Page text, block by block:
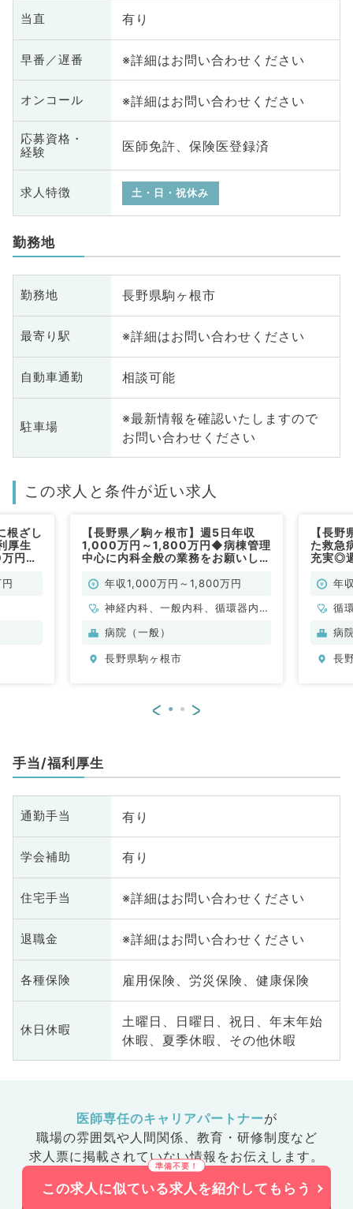
当直 有り
早番／遅番 ※詳細はお問い合わせください
オンコール ※詳細はお問い合わせください
応募資格・
経験
医師免許、保険医登録済
求人特徴 土・日・祝休み
勤務地
勤務地 長野県駒ヶ根市
最寄り駅 ※詳細はお問い合わせください
自動車通勤 相談可能
駐車場
※最新情報を確認いたしますので
お問い合わせください
この求人と条件が近い求人
根ざし
厚生
円
【長野県／駒ヶ根市】週5日年収
1,000万円～1,800万円◆病棟管理
中心に内科全般の業務をお願いしま
年収1,000万円～1,800万円
神経内科、一般内科、循環器内
科、呼吸器内科、消化器内科、内
内科、血液内科、膠原病科
病院（一般）
長野県駒ヶ根市
【長
た救急
充実◎
年
循
病
長
< >
手当/福利厚生
通勤手当 有り
学会補助 有り
住宅手当 ※詳細はお問い合わせください
退職金 ※詳細はお問い合わせください
各種保険 雇用保険、労災保険、健康保険
休日休暇
土曜日、日曜日、祝日、年末年始
休暇、夏季休暇、その他休暇
医師専任のキャリアパートナーが
職場の雰囲気や人間関係、 教育・研修制度など
求人票に掲載されていない情報をお伝えします。
この求人に似ている求人を紹介してもらう